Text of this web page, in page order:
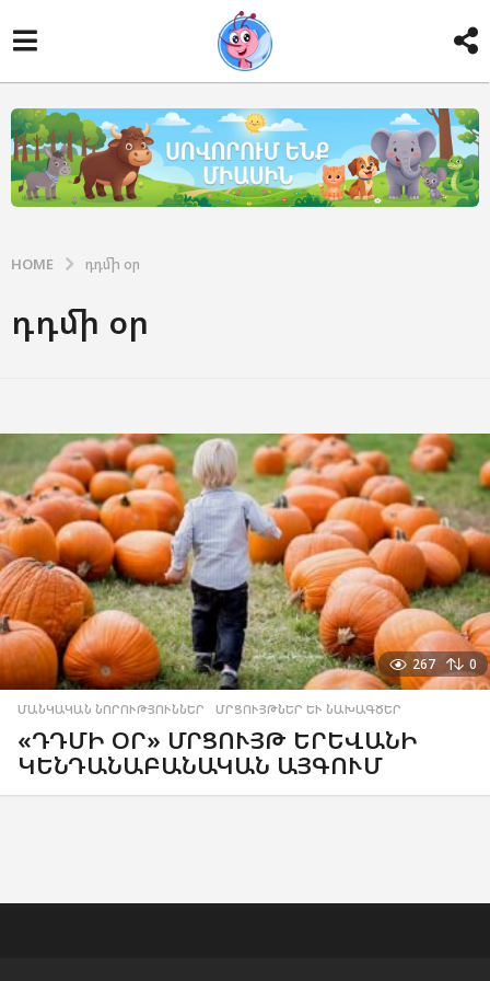
HOME դդմի օր
դդմի օր
267 0
ՄԱՆԿԱԿԱՆ ՆՈՐՈՒԹՅՈՒՆՆԵՐ ,ՄՐՑՈՒՅԹՆԵՐ ԵՒ ՆԱԽԱԳԾԵՐ
«ԴԴՄԻ ՕՐ» ՄՐՑՈՒՅԹ ԵՐԵՎԱՆԻ
ԿԵՆԴԱՆԱԲԱՆԱԿԱՆ ԱՅԳՈՒՄ